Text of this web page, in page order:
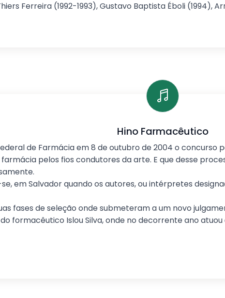
Ferreira (1992-1993), Gustavo Baptista Éboli (1994),
Hino Farmacêutico
de Farmácia em 8 de outubro de 2004 o concurso
pelos fios condutores da arte. E que desse
em Salvador quando os autores, ou intérpretes
fases de seleção onde submeteram a um novo
formacêutico Islou Silva, onde no decorrente ano